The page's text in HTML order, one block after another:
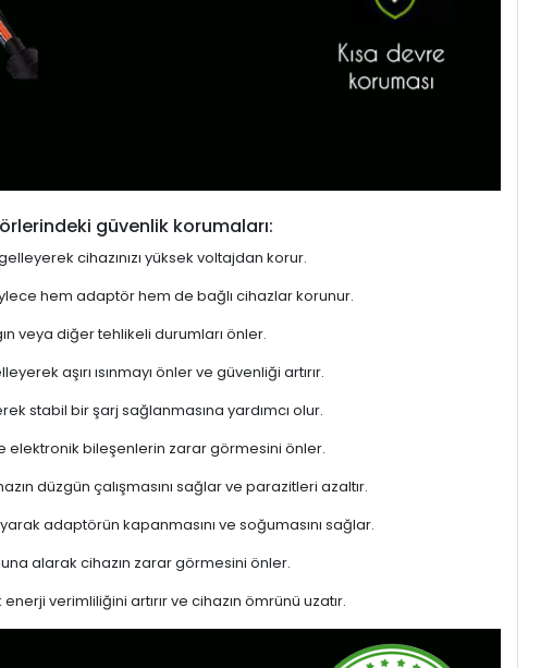
güvenlik korumaları:
cihazınızı yüksek voltajdan korur.
hem adaptör hem de bağlı cihazlar korunur.
veya diğer tehlikeli durumları önler.
aşırı ısınmayı önler ve güvenliği artırır.
stabil bir şarj sağlanmasına yardımcı olur.
elektronik bileşenlerin zarar görmesini önler.
düzgün çalışmasını sağlar ve parazitleri azaltır.
adaptörün kapanmasını ve soğumasını sağlar.
alarak cihazın zarar görmesini önler.
verimliliğini artırır ve cihazın ömrünü uzatır.